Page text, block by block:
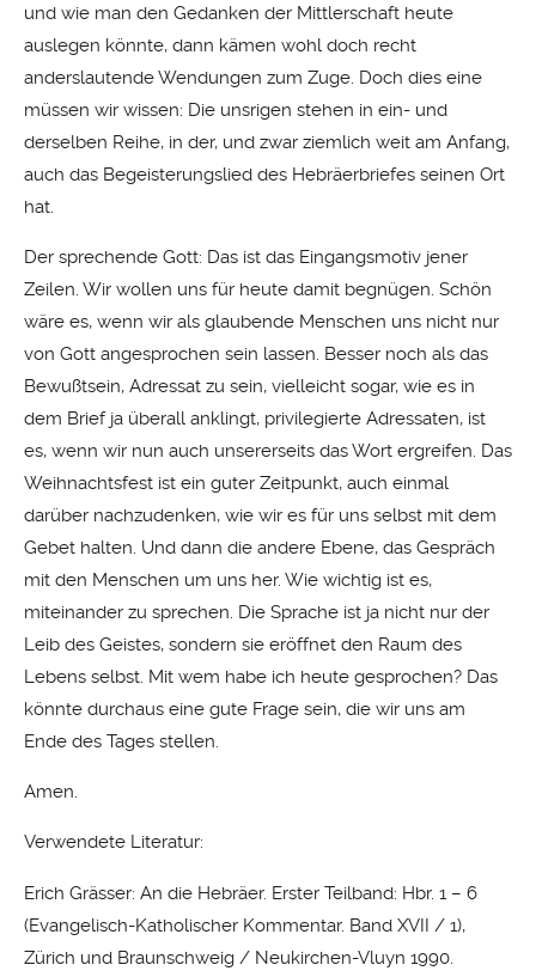
und wie man den Gedanken der Mittlerschaft heute
auslegen könnte, dann kämen wohl doch recht
anderslautende Wendungen zum Zuge. Doch dies eine
müssen wir wissen: Die unsrigen stehen in ein- und
derselben Reihe, in der, und zwar ziemlich weit am Anfang,
auch das Begeisterungslied des Hebräerbriefes seinen Ort
hat.
Der sprechende Gott: Das ist das Eingangsmotiv jener
Zeilen. Wir wollen uns für heute damit begnügen. Schön
wäre es, wenn wir als glaubende Menschen uns nicht nur
von Gott angesprochen sein lassen. Besser noch als das
Bewußtsein, Adressat zu sein, vielleicht sogar, wie es in
dem Brief ja überall anklingt, privilegierte Adressaten, ist
es, wenn wir nun auch unsererseits das Wort ergreifen. Das
Weihnachtsfest ist ein guter Zeitpunkt, auch einmal
darüber nachzudenken, wie wir es für uns selbst mit dem
Gebet halten. Und dann die andere Ebene, das Gespräch
mit den Menschen um uns her. Wie wichtig ist es,
miteinander zu sprechen. Die Sprache ist ja nicht nur der
Leib des Geistes, sondern sie eröffnet den Raum des
Lebens selbst. Mit wem habe ich heute gesprochen? Das
könnte durchaus eine gute Frage sein, die wir uns am
Ende des Tages stellen.
Amen.
Verwendete Literatur:
Erich Grässer: An die Hebräer. Erster Teilband: Hbr. 1 – 6
(Evangelisch-Katholischer Kommentar. Band XVII / 1),
Zürich und Braunschweig / Neukirchen-Vluyn 1990.